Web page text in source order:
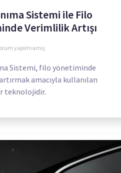
Sistemi ile Filo
Verimlilik Artışı
yapılmamış
Sistemi, filo yönetiminde
amacıyla kullanılan
teknolojidir.